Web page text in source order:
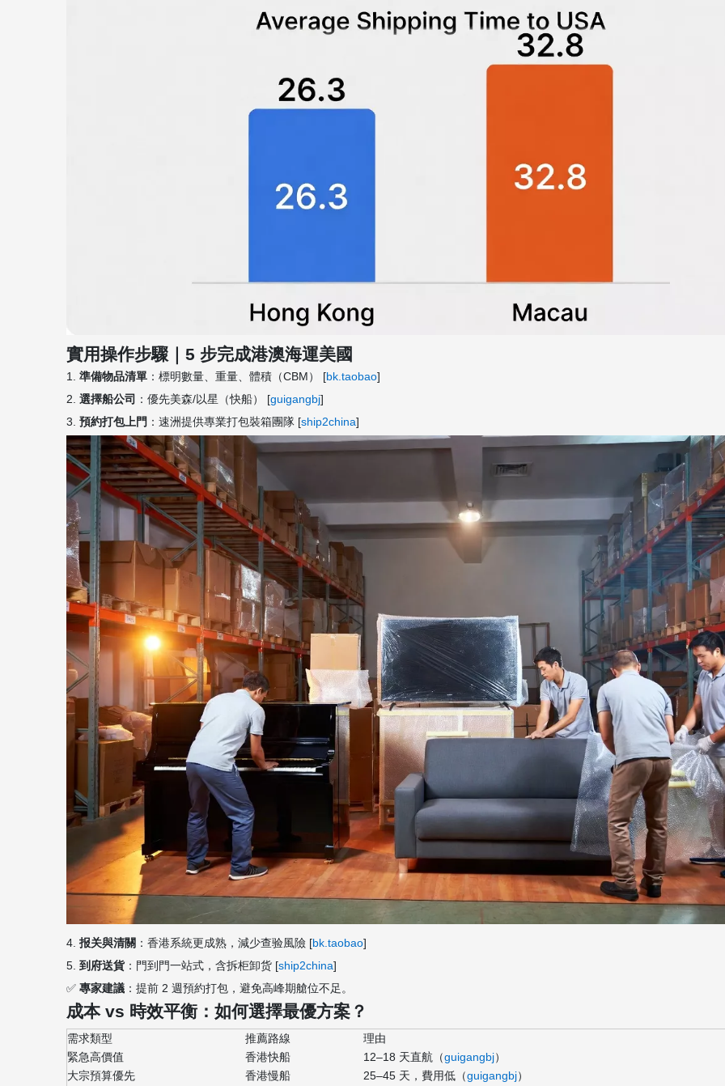
實用操作步驟｜5 步完成港澳海運美國
1. 準備物品清單 ：標明數量、重量、體積（CBM） [bk.taobao]
2. 選擇船公司 ：優先美森/以星（快船） [guigangbj]
3. 預約打包上門 ：速洲提供專業打包裝箱團隊 [ship2china]
4. 报关與清關 ：香港系統更成熟，減少查验風險 [bk.taobao]
5. 到府送貨 ：門到門一站式，含拆柜卸货 [ship2china]
✅ 專家建議 ：提前 2 週預約打包，避免高峰期艙位不足。
成本 vs 時效平衡：如何選擇最優方案？
需求類型 推薦路線
理由
緊急高價值
香港快船 12–18 天直航（guigangbj）
大宗預算優先
香港慢船 25–45 天，費用低（guigangbj）